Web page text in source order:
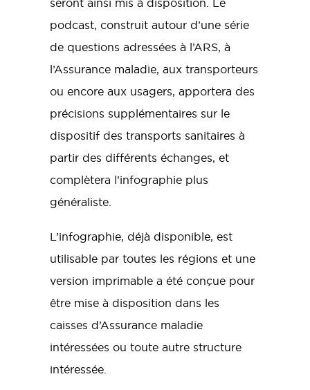
seront ainsi mis à disposition. Le
podcast, construit autour d’une série
de questions adressées à l’ARS, à
l’Assurance maladie, aux transporteurs
ou encore aux usagers, apportera des
précisions supplémentaires sur le
dispositif des transports sanitaires à
partir des différents échanges, et
complètera l’infographie plus
généraliste.
L’infographie, déjà disponible, est
utilisable par toutes les régions et une
version imprimable a été conçue pour
être mise à disposition dans les
caisses d’Assurance maladie
intéressées ou toute autre structure
intéressée.